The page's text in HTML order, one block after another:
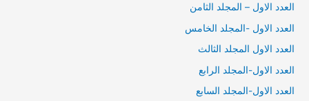
العدد الاول – المجلد الثامن
العدد الاول -المجلد الخامس
العدد الاول المجلد الثالث
العدد الاول-المجلد الرابع
العدد الاول-المجلد السابع